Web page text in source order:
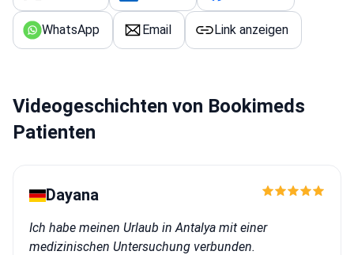
WhatsApp Email Link anzeigen
Videogeschichten von Bookimeds
Patienten
Dayana
Ich habe meinen Urlaub in Antalya mit einer
medizinischen Untersuchung verbunden.